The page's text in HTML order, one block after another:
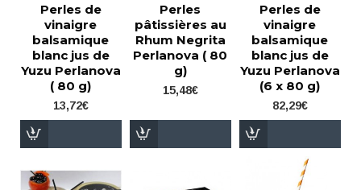
Perles de
vinaigre
balsamique
blanc jus de
Yuzu Perlanova
( 80 g)
13,72€
Perles
pâtissières au
Rhum Negrita
Perlanova ( 80
g)
15,48€
Perles de
vinaigre
balsamique
blanc jus de
Yuzu Perlanova
(6 x 80 g)
82,29€